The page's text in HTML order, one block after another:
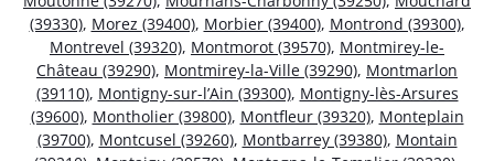
(39330), Morez (39400), Morbier (39400), Montrond (39300),
Montrevel (39320), Montmorot (39570), Montmirey-le-
Château (39290), Montmirey-la-Ville (39290), Montmarlon
(39110), Montigny-sur-l’Ain (39300), Montigny-lès-Arsures
(39600), Montholier (39800), Montfleur (39320), Monteplain
(39700), Montcusel (39260), Montbarrey (39380), Montain